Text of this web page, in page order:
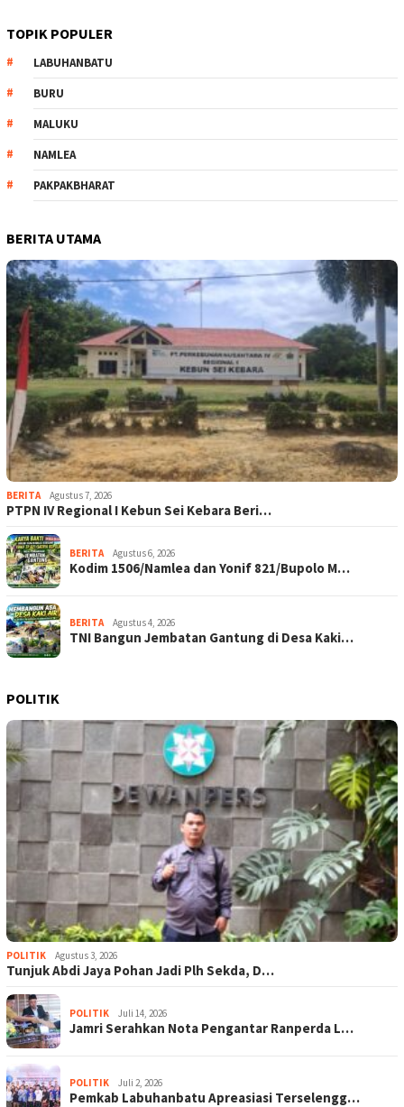
TOPIK POPULER
LABUHANBATU
BURU
MALUKU
NAMLEA
PAKPAKBHARAT
BERITA UTAMA
BERITA Agustus 7, 2026
PTPN IV Regional I Kebun Sei Kebara Beri…
BERITA Agustus 6, 2026
Kodim 1506/Namlea dan Yonif 821/Bupolo M…
BERITA Agustus 4, 2026
TNI Bangun Jembatan Gantung di Desa Kaki…
POLITIK
POLITIK Agustus 3, 2026
Tunjuk Abdi Jaya Pohan Jadi Plh Sekda, D…
POLITIK Juli 14, 2026
Jamri Serahkan Nota Pengantar Ranperda L…
POLITIK Juli 2, 2026
Pemkab Labuhanbatu Apreasiasi Terselengg…